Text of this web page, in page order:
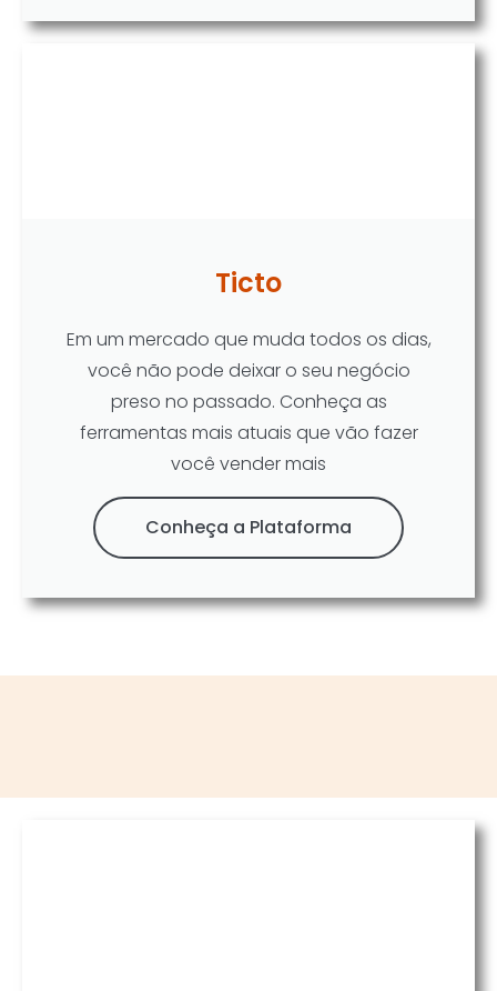
Ticto
Em um mercado que muda todos os dias,
você não pode deixar o seu negócio
preso no passado. Conheça as
ferramentas mais atuais que vão fazer
você vender mais
Conheça a Plataforma